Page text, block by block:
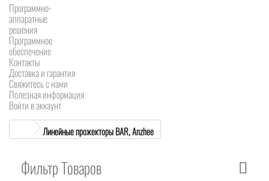
Программно-
аппаратные
решения
Программное
обеспечение
Контакты
Доставка и гарантия
Свяжитесь с нами
Полезная информация
Войти в аккаунт
Линейные прожекторы BAR, Anzhee
Фильтр Товаров